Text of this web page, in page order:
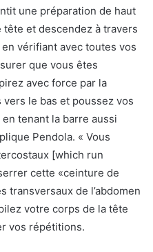
une préparation de haut
et descendez à travers
vérifiant avec toutes vos
que vous êtes
avec force par la
le bas et poussez vos
tenant la barre aussi
Pendola. « Vous
[which run
cette «ceinture de
transversaux de l’abdomen
votre corps de la tête
vos répétitions.